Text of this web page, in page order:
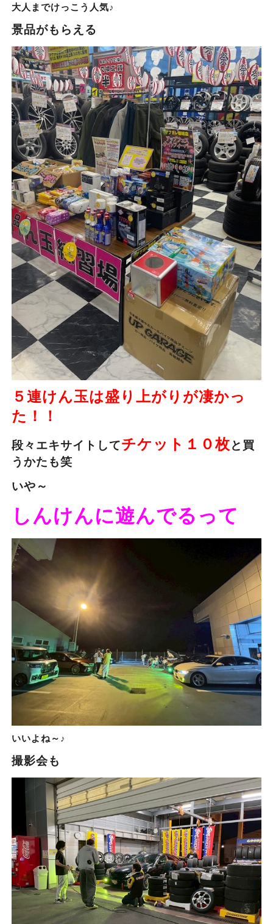
大人までけっこう人気♪
景品がもらえる
５連けん玉は盛り上がりが凄かっ
た！！
段々エキサイトしてチケット１０枚と買
うかたも笑
いや～
しんけんに遊んでるって
いいよね～♪
撮影会も